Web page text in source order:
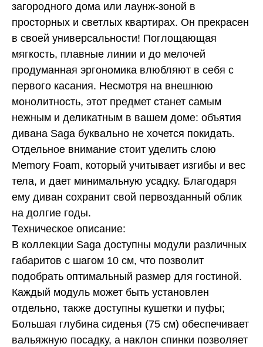
загородного дома или лаунж-зоной в
просторных и светлых квартирах. Он прекрасен
в своей универсальности! Поглощающая
мягкость, плавные линии и до мелочей
продуманная эргономика влюбляют в себя с
первого касания. Несмотря на внешнюю
монолитность, этот предмет станет самым
нежным и деликатным в вашем доме: объятия
дивана Saga буквально не хочется покидать.
Отдельное внимание стоит уделить слою
Memory Foam, который учитывает изгибы и вес
тела, и дает минимальную усадку. Благодаря
ему диван сохранит свой первозданный облик
на долгие годы.
Техническое описание:
В коллекции Saga доступны модули различных
габаритов с шагом 10 см, что позволит
подобрать оптимальный размер для гостиной.
Каждый модуль может быть установлен
отдельно, также доступны кушетки и пуфы;
Большая глубина сиденья (75 см) обеспечивает
вальяжную посадку, а наклон спинки позволяет